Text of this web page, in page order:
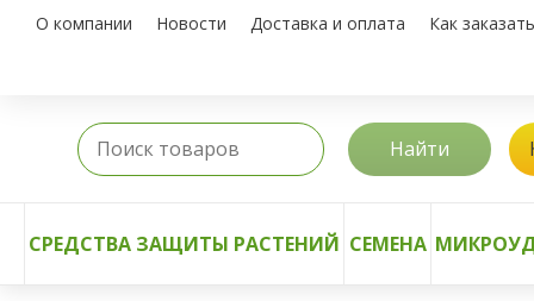
О компании Новости Доставка и оплата Как заказать
Найти
СРЕДСТВА ЗАЩИТЫ РАСТЕНИЙ СЕМЕНА